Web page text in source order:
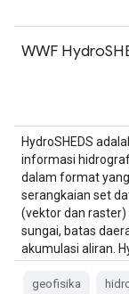
WWF
HydroSHEDS
informasi
dalam format
serangkaian set
(vektor dan
sungai, batas
akumulasi aliran.
geofisika